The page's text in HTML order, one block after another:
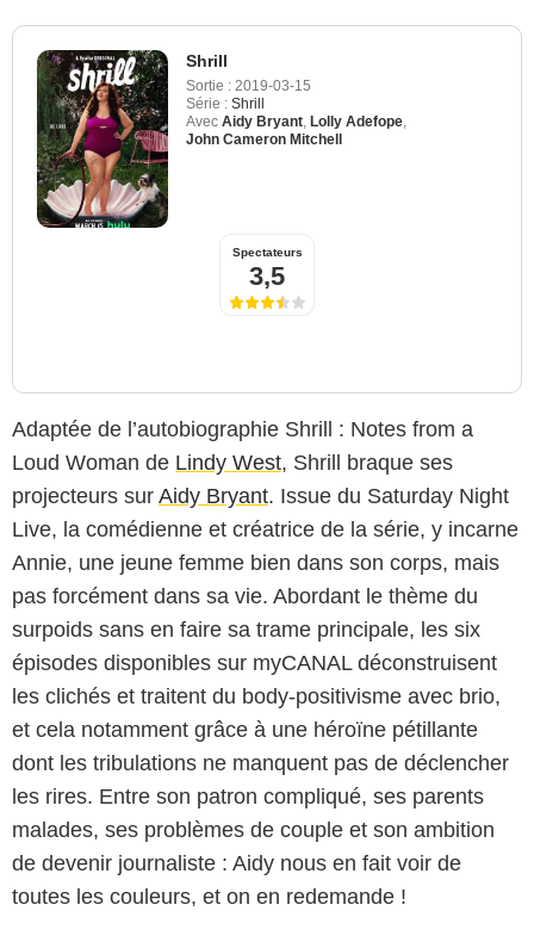
Shrill
Sortie : 2019-03-15
Série : Shrill
Avec Aidy Bryant, Lolly Adefope,
John Cameron Mitchell
Spectateurs
3,5
Adaptée de l’autobiographie Shrill : Notes from a
Loud Woman de Lindy West, Shrill braque ses
projecteurs sur Aidy Bryant. Issue du Saturday Night
Live, la comédienne et créatrice de la série, y incarne
Annie, une jeune femme bien dans son corps, mais
pas forcément dans sa vie. Abordant le thème du
surpoids sans en faire sa trame principale, les six
épisodes disponibles sur myCANAL déconstruisent
les clichés et traitent du body-positivisme avec brio,
et cela notamment grâce à une héroïne pétillante
dont les tribulations ne manquent pas de déclencher
les rires. Entre son patron compliqué, ses parents
malades, ses problèmes de couple et son ambition
de devenir journaliste : Aidy nous en fait voir de
toutes les couleurs, et on en redemande !